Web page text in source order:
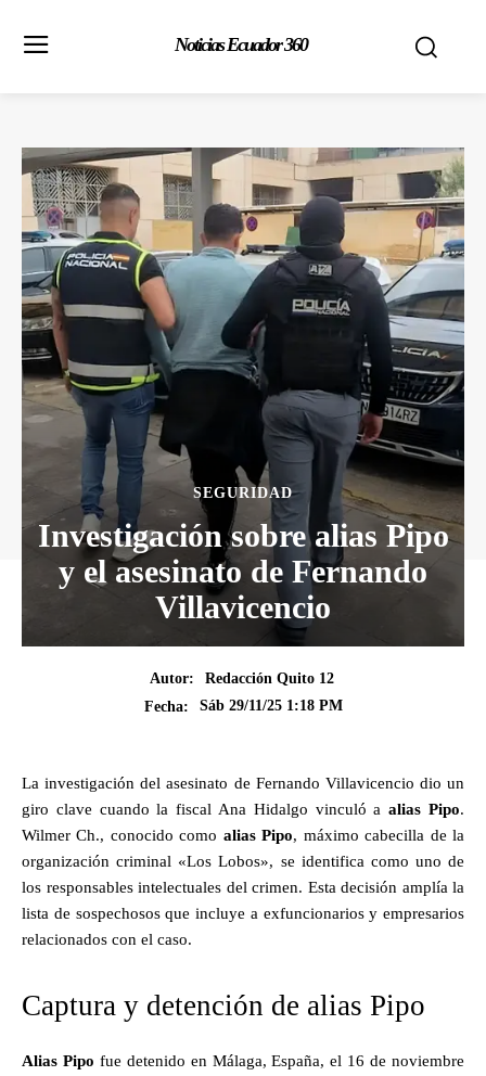
Noticias Ecuador 360
SEGURIDAD
Investigación sobre alias Pipo
y el asesinato de Fernando
Villavicencio
Autor:
Redacción Quito 12
Fecha:
Sáb 29/11/25 1:18 PM
La investigación del asesinato de Fernando Villavicencio dio un
giro clave cuando la fiscal Ana Hidalgo vinculó aalias Pipo.
Wilmer Ch., conocido como alias Pipo, máximo cabecilla de la
organización criminal «Los Lobos», se identifica como uno de
los responsables intelectuales del crimen. Esta decisión amplía la
lista de sospechosos que incluye a exfuncionarios y empresarios
relacionados con el caso.
Captura y detención de alias Pipo
Alias Pipo fue detenido en Málaga, España, el 16 de noviembre